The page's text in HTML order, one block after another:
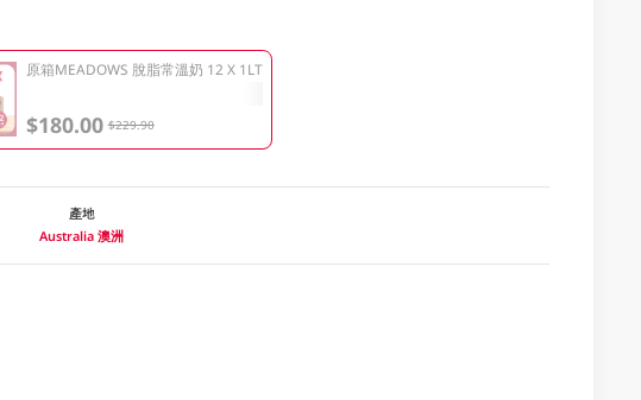
原箱MEADOWS 脫脂常溫奶 12 X 1LT
$180.00 $229.90
產地
Australia 澳洲